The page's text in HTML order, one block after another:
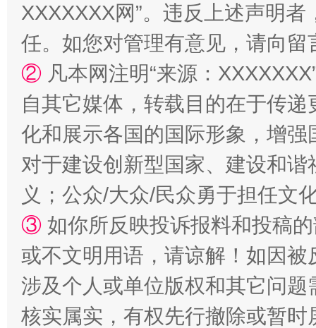
XXXXXXX网”。违反上述声明
任。如您对管理有意见，请向
② 凡本网注明“来源：
自其它媒体，转载目的在于传
化和展示各国的国际形象，增
对于建设创新型国家、建设和
义；公众/大众/民众勇于担任文
③ 如你所反映投诉报料和投稿
或不文明用语，请谅解！如因
涉及个人或单位版权和其它问题
核实属实，有权先行撤除或暂